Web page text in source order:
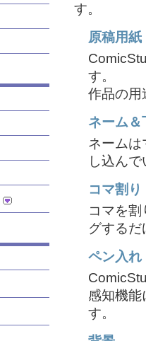
す。
原稿用紙
す。
作品の用
ネーム＆
ネームは
し込ん
コマ割り
コマを
グする
ペン入れ
感知機能
す。